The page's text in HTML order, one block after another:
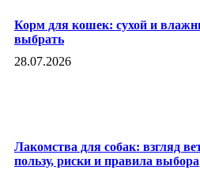
Корм для кошек: сухой и
выбрать
28.07.2026
Лакомства для собак: взгляд
пользу, риски и правила выбора